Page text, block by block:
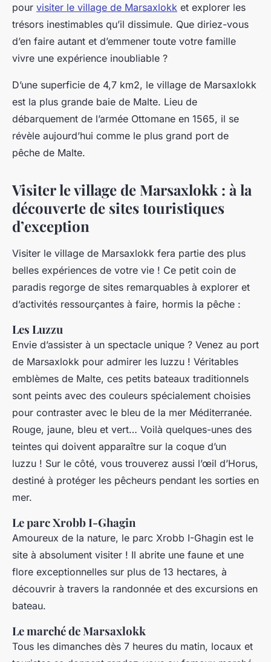
pour visiter le village de Marsaxlokk et explorer les
trésors inestimables qu’il dissimule. Que diriez-vous
d’en faire autant et d’emmener toute votre famille
vivre une expérience inoubliable ?
D’une superficie de 4,7 km2, le village de Marsaxlokk
est la plus grande baie de Malte. Lieu de
débarquement de l’armée Ottomane en 1565, il se
révèle aujourd’hui comme le plus grand port de
pêche de Malte.
Visiter le village de Marsaxlokk : à la
découverte de sites touristiques
d’exception
Visiter le village de Marsaxlokk fera partie des plus
belles expériences de votre vie ! Ce petit coin de
paradis regorge de sites remarquables à explorer et
d’activités ressourçantes à faire, hormis la pêche :
Les Luzzu
Envie d’assister à un spectacle unique ? Venez au port
de Marsaxlokk pour admirer les luzzu ! Véritables
emblèmes de Malte, ces petits bateaux traditionnels
sont peints avec des couleurs spécialement choisies
pour contraster avec le bleu de la mer Méditerranée.
Rouge, jaune, bleu et vert… Voilà quelques-unes des
teintes qui doivent apparaître sur la coque d’un
luzzu ! Sur le côté, vous trouverez aussi l’œil d’Horus,
destiné à protéger les pêcheurs pendant les sorties en
mer.
Le parc Xrobb I-Ghagin
Amoureux de la nature, le parc Xrobb I-Ghagin est le
site à absolument visiter ! Il abrite une faune et une
flore exceptionnelles sur plus de 13 hectares, à
découvrir à travers la randonnée et des excursions en
bateau.
Le marché de Marsaxlokk
Tous les dimanches dès 7 heures du matin, locaux et